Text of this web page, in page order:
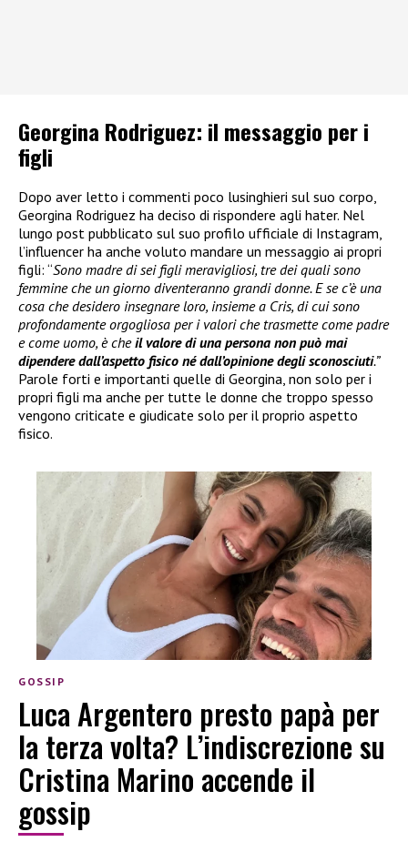
Georgina Rodriguez: il messaggio per i
figli
Dopo aver letto i commenti poco lusinghieri sul suo corpo,
Georgina Rodriguez ha deciso di rispondere agli hater. Nel
lungo post pubblicato sul suo profilo ufficiale di Instagram,
l’influencer ha anche voluto mandare un messaggio ai propri
figli: “Sono madre di sei figli meravigliosi, tre dei quali sono
femmine che un giorno diventeranno grandi donne. E se c’è una
cosa che desidero insegnare loro, insieme a Cris, di cui sono
profondamente orgogliosa per i valori che trasmette come padre
e come uomo, è cheil valore di una persona non può mai
dipendere dall’aspetto fisico né dall’opinione degli sconosciuti.”
Parole forti e importanti quelle di Georgina, non solo per i
propri figli ma anche per tutte le donne che troppo spesso
vengono criticate e giudicate solo per il proprio aspetto
fisico.
GOSSIP
Luca Argentero presto papà per
la terza volta? L’indiscrezione su
Cristina Marino accende il
gossip